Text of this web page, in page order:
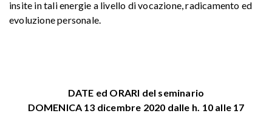
insite in tali energie a livello di vocazione, radicamento ed
evoluzione personale.
DATE ed ORARI del seminario
DOMENICA 13 dicembre 2020 dalle h. 10 alle 17